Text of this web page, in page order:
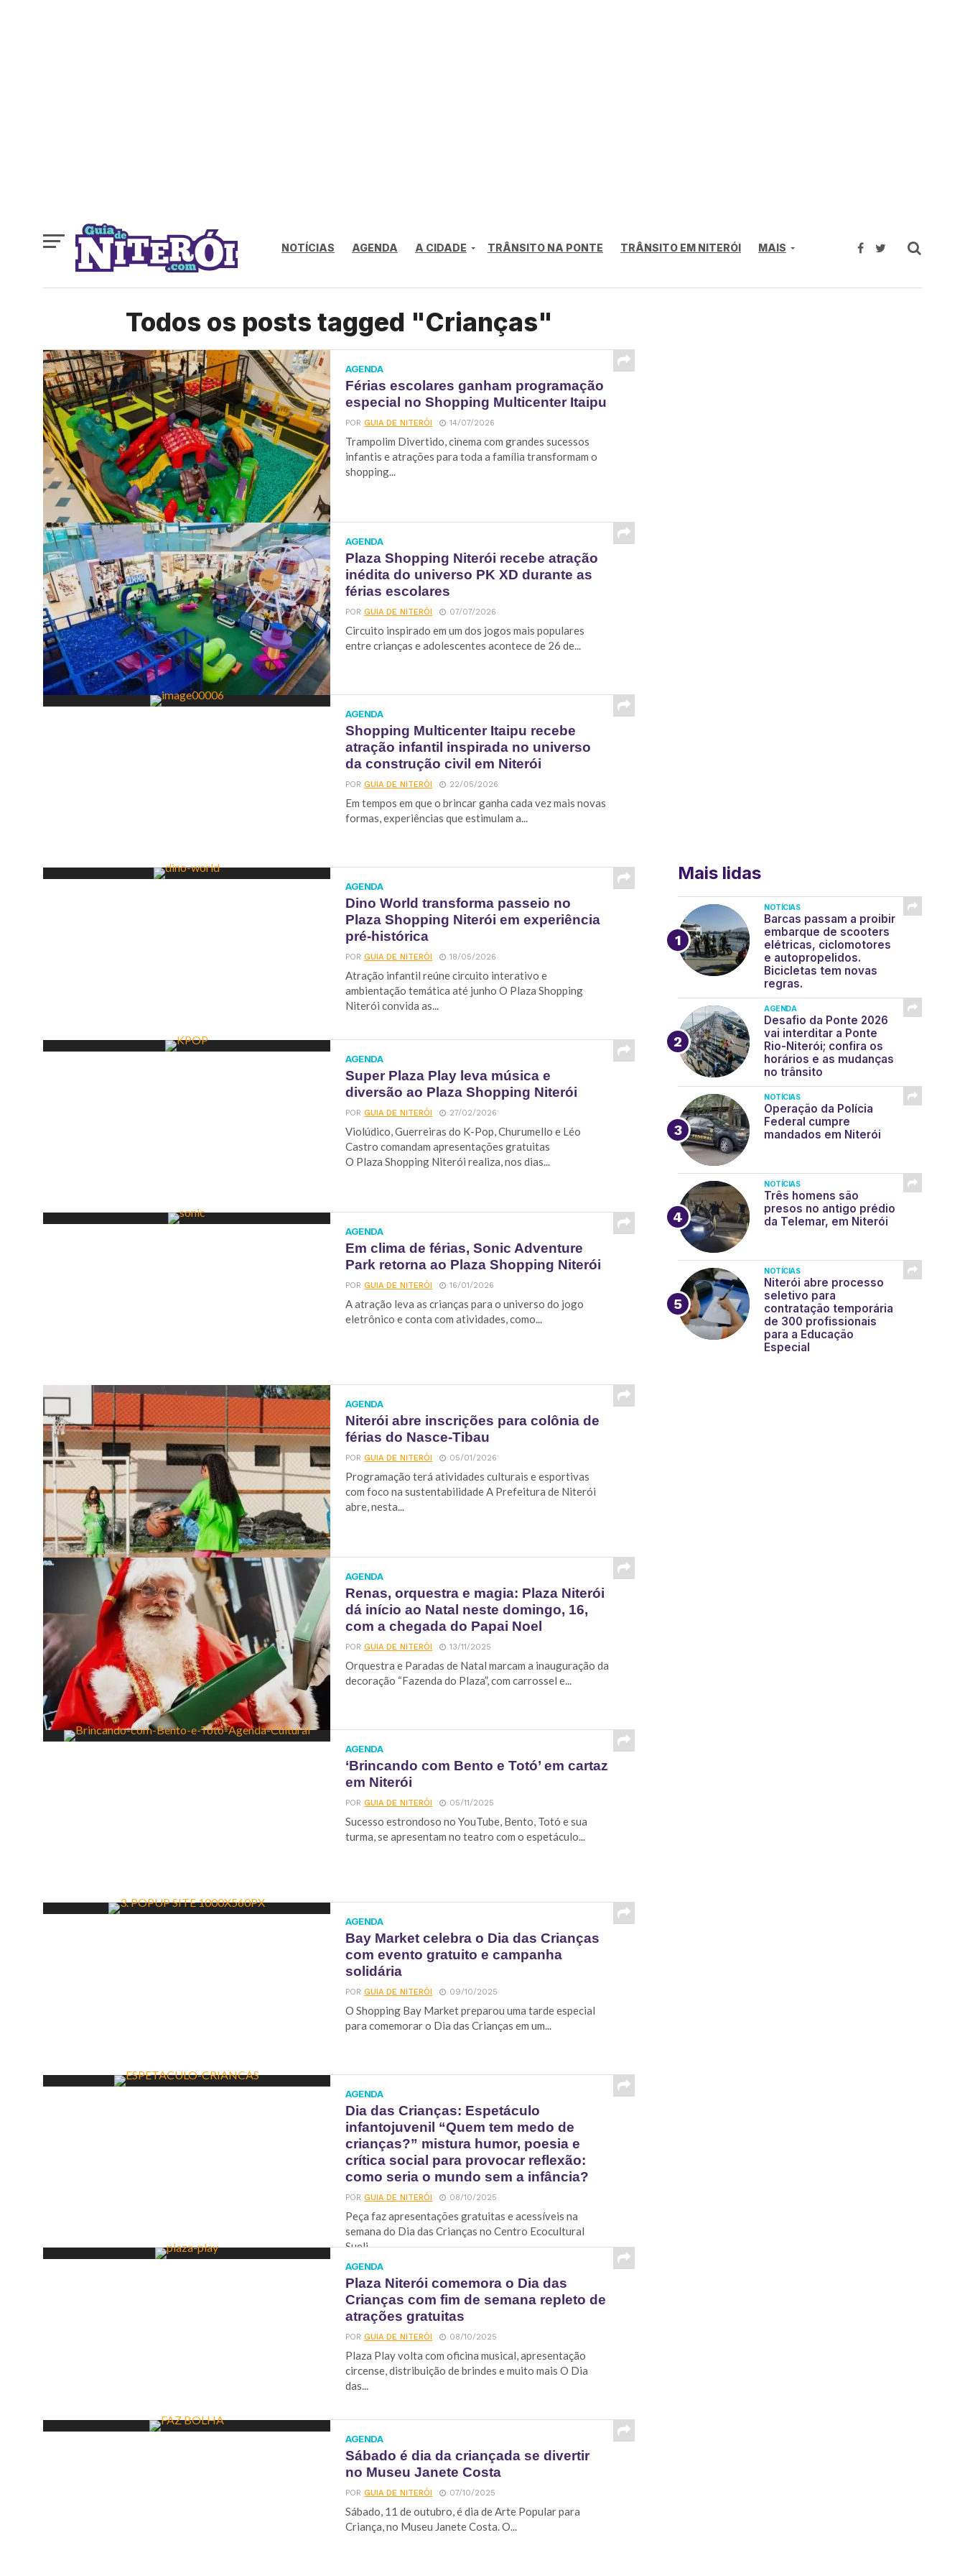
NOTÍCIAS AGENDA A CIDADE TRÂNSITO NA PONTE TRÂNSITO EM NITERÓI MAIS
Todos os posts tagged "Crianças"
AGENDA
Férias escolares ganham programação
especial no Shopping Multicenter Itaipu
PORGUIA DE NITERÓI 14/07/2026
Trampolim Divertido, cinema com grandes sucessos
infantis e atrações para toda a família transformam o
shopping...
AGENDA
Plaza Shopping Niterói recebe atração
inédita do universo PK XD durante as
férias escolares
PORGUIA DE NITERÓI 07/07/2026
Circuito inspirado em um dos jogos mais populares
entre crianças e adolescentes acontece de 26 de...
AGENDA
Shopping Multicenter Itaipu recebe
atração infantil inspirada no universo
da construção civil em Niterói
PORGUIA DE NITERÓI 22/05/2026
Em tempos em que o brincar ganha cada vez mais novas
formas, experiências que estimulam a...
AGENDA
Dino World transforma passeio no
Plaza Shopping Niterói em experiência
pré-histórica
PORGUIA DE NITERÓI 18/05/2026
Atração infantil reúne circuito interativo e
ambientação temática até junho O Plaza Shopping
Niterói convida as...
AGENDA
Super Plaza Play leva música e
diversão ao Plaza Shopping Niterói
PORGUIA DE NITERÓI 27/02/2026
Violúdico, Guerreiras do K-Pop, Churumello e Léo
Castro comandam apresentações gratuitas
O Plaza Shopping Niterói realiza, nos dias...
AGENDA
Em clima de férias, Sonic Adventure
Park retorna ao Plaza Shopping Niterói
PORGUIA DE NITERÓI 16/01/2026
A atração leva as crianças para o universo do jogo
eletrônico e conta com atividades, como...
AGENDA
Niterói abre inscrições para colônia de
férias do Nasce-Tibau
PORGUIA DE NITERÓI 05/01/2026
Programação terá atividades culturais e esportivas
com foco na sustentabilidade A Prefeitura de Niterói
abre, nesta...
AGENDA
Renas, orquestra e magia: Plaza Niterói
dá início ao Natal neste domingo, 16,
com a chegada do Papai Noel
PORGUIA DE NITERÓI 13/11/2025
Orquestra e Paradas de Natal marcam a inauguração da
decoração “Fazenda do Plaza”, com carrossel e...
AGENDA
‘Brincando com Bento e Totó’ em cartaz
em Niterói
PORGUIA DE NITERÓI 05/11/2025
Sucesso estrondoso no YouTube, Bento, Totó e sua
turma, se apresentam no teatro com o espetáculo...
AGENDA
Bay Market celebra o Dia das Crianças
com evento gratuito e campanha
solidária
PORGUIA DE NITERÓI 09/10/2025
O Shopping Bay Market preparou uma tarde especial
para comemorar o Dia das Crianças em um...
AGENDA
Dia das Crianças: Espetáculo
infantojuvenil “Quem tem medo de
crianças?” mistura humor, poesia e
crítica social para provocar reflexão:
como seria o mundo sem a infância?
PORGUIA DE NITERÓI 08/10/2025
Peça faz apresentações gratuitas e acessíveis na
semana do Dia das Crianças no Centro Ecocultural
Sueli...
AGENDA
Plaza Niterói comemora o Dia das
Crianças com fim de semana repleto de
atrações gratuitas
PORGUIA DE NITERÓI 08/10/2025
Plaza Play volta com oficina musical, apresentação
circense, distribuição de brindes e muito mais O Dia
das...
AGENDA
Sábado é dia da criançada se divertir
no Museu Janete Costa
PORGUIA DE NITERÓI 07/10/2025
Sábado, 11 de outubro, é dia de Arte Popular para
Criança, no Museu Janete Costa. O...
Mais lidas
NOTÍCIAS
Barcas passam a proibir
embarque de scooters
elétricas, ciclomotores
e autopropelidos.
Bicicletas tem novas
regras.
AGENDA
Desafio da Ponte 2026
vai interditar a Ponte
Rio-Niterói; confira os
horários e as mudanças
no trânsito
NOTÍCIAS
Operação da Polícia
Federal cumpre
mandados em Niterói
NOTÍCIAS
Três homens são
presos no antigo prédio
da Telemar, em Niterói
NOTÍCIAS
Niterói abre processo
seletivo para
contratação temporária
de 300 profissionais
para a Educação
Especial